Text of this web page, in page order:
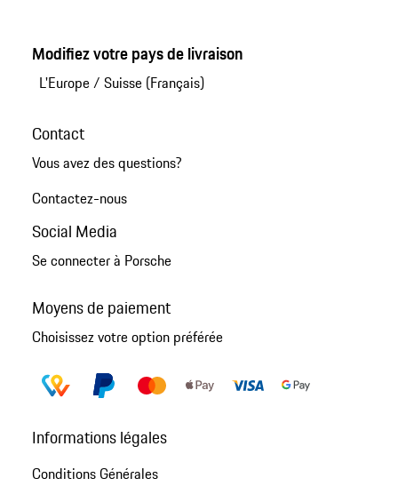
Modifiez votre pays de livraison
L'Europe/ Suisse (Français)
Contact
Vous avez des questions?
Contactez-nous
Social Media
Se connecter à Porsche
Moyens de paiement
Choisissez votre option préférée
Informations légales
Conditions Générales